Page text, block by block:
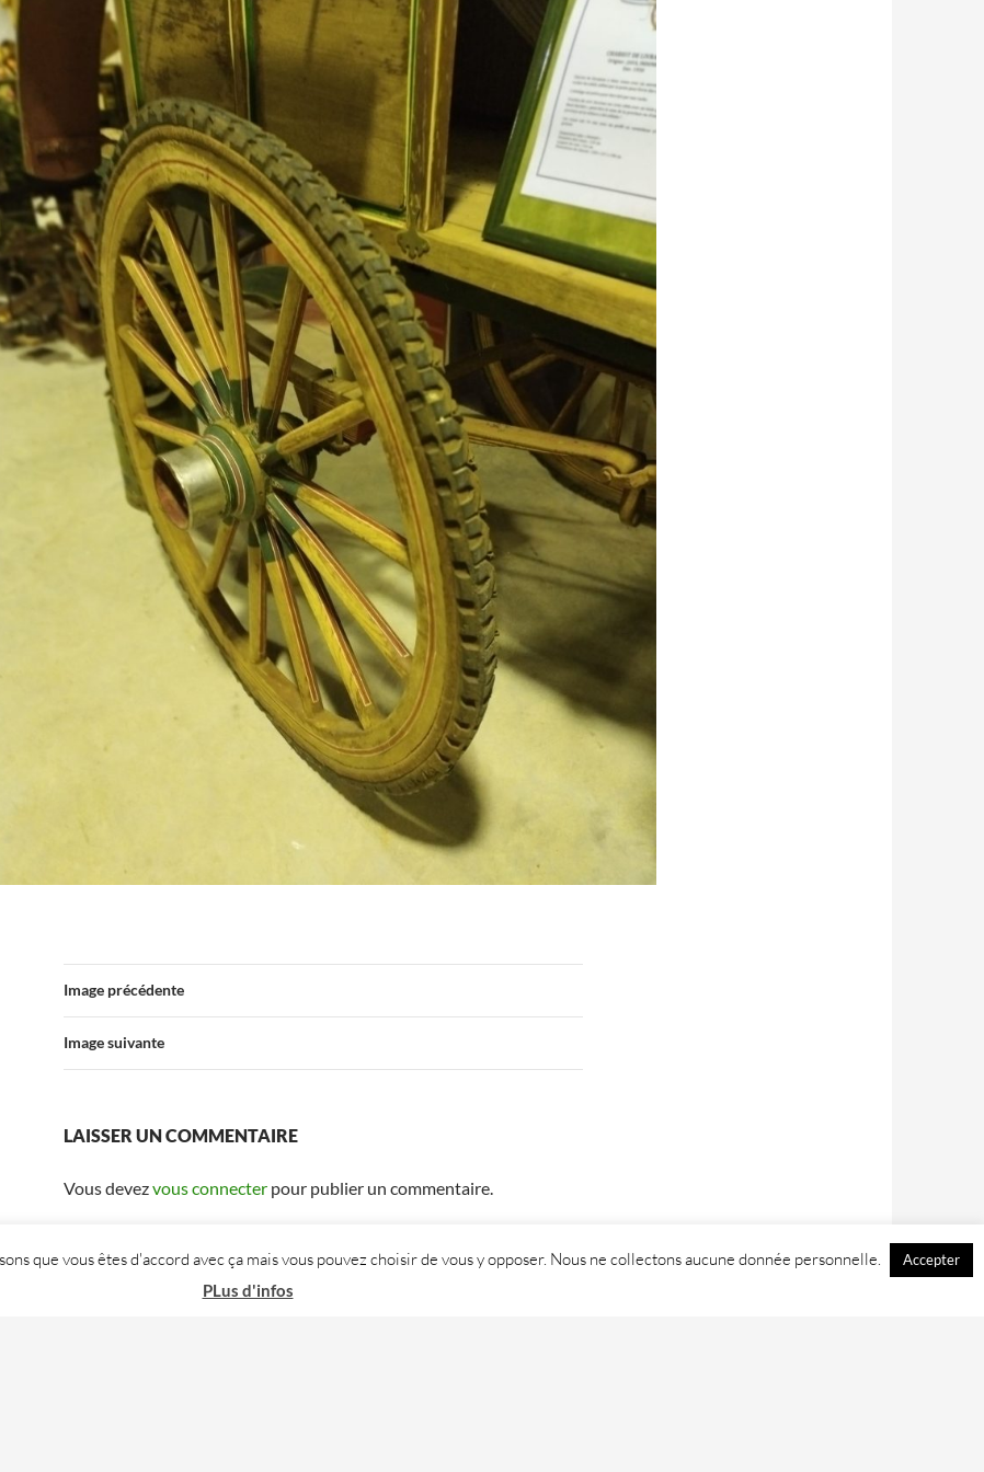
Image précédente
Image suivante
LAISSER UN COMMENTAIRE
Vous devezvous connecter pour publier un commentaire.
que vous êtes d'accord avec ça mais vous pouvez choisir de vous y opposer. Nous ne collectons aucune donnée personnelle. Accepter
PLus d'infos